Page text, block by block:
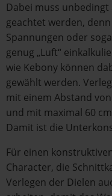
Dabei muss
geachtet werden,
Spannungen oder
genug „Luft“
wie Kebony können
gewählt werden.
mit einem Abstand
und mit maximal 60
Damit ist die
Für einen
Character, die
Verlegen der Dielen